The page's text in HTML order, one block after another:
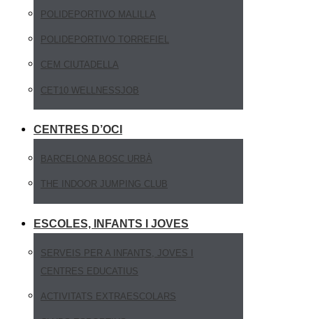
POLIDEPORTIVO MALILLA
POLIDEPORTIVO TORREFIEL
CEM CIUTADELLA
CET10 WELLNESSJOB
CENTRES D’OCI
BARCELONA BOSC URBÀ
THE INDOOR JUMPING CLUB
ESCOLES, INFANTS I JOVES
SERVEIS PER A INFANTS, JOVES I
CENTRES EDUCATIUS
ACTIVITATS EXTRAESCOLARS